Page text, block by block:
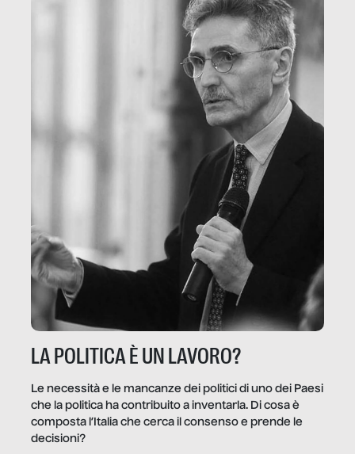
LA POLITICA È UN LAVORO?
Le necessità e le mancanze dei politici di uno dei Paesi
che la politica ha contribuito a inventarla. Di cosa è
composta l’Italia che cerca il consenso e prende le
decisioni?